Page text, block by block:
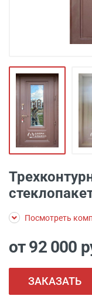
Посмотреть
от 92 000
ЗАКАЗАТЬ